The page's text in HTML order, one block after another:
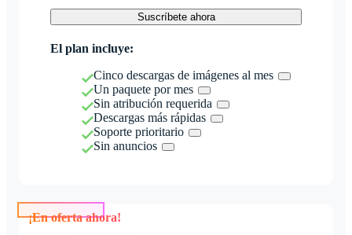
Suscríbete ahora
El plan incluye:
Cinco descargas de imágenes al mes
Un paquete por mes
Sin atribución requerida
Descargas más rápidas
Soporte prioritario
Sin anuncios